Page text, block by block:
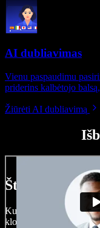
AI dubliavimas
Vienu paspaudimu
priderins kalbėtojo
Žiūrėti AI dubliavimą
Štai ką galite
Kurkite įgarsinimus,
klonuokite balsą –